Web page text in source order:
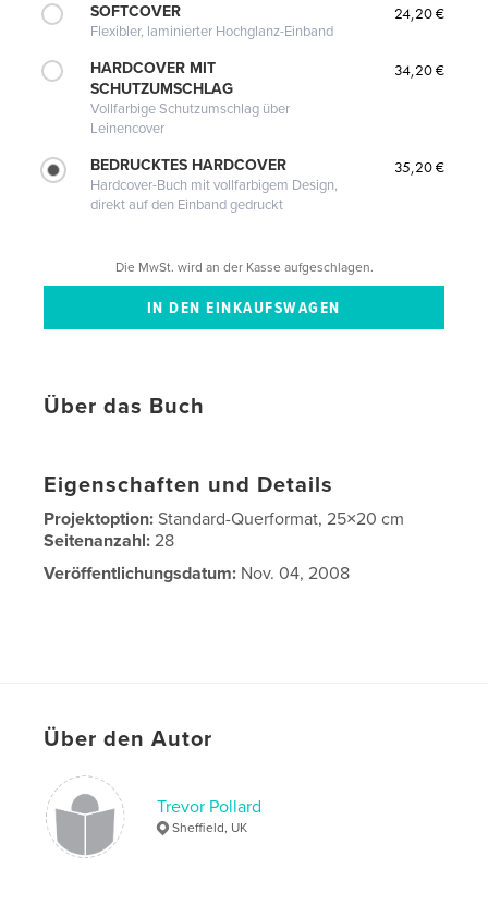
SOFTCOVER
Flexibler, laminierter Hochglanz-Einband
24,20 €
HARDCOVER MIT
SCHUTZUMSCHLAG
Vollfarbige Schutzumschlag über
Leinencover
34,20 €
BEDRUCKTES HARDCOVER
Hardcover-Buch mit vollfarbigem Design,
direkt auf den Einband gedruckt
35,20 €
Die MwSt. wird an der Kasse aufgeschlagen.
Über das Buch
Eigenschaften und Details
Projektoption:Standard-Querformat, 25×20 cm
Seitenanzahl:28
Veröffentlichungsdatum: Nov. 04, 2008
Über den Autor
Trevor Pollard
Sheffield, UK